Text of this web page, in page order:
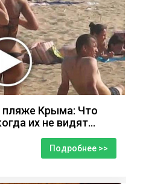
пляже Крыма: Что
их не видят...
Подробнее >>